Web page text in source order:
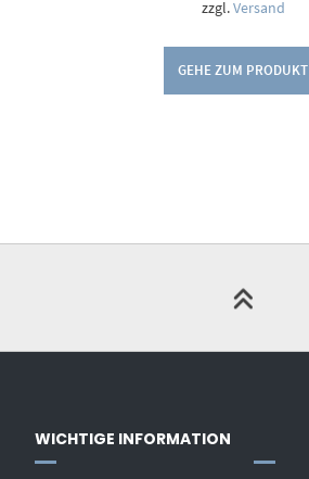
zzgl.Versand
GEHE ZUM PRODUKT
WICHTIGE INFORMATION